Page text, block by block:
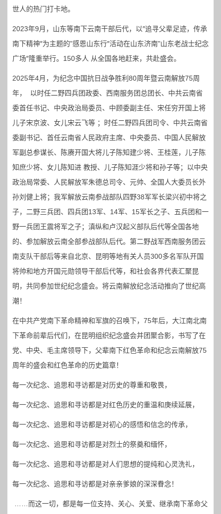
世人的热门打卡地。
2023年9月，山东等南下云南干部后代，以″追寻父辈足迹，传承
南下精神″为主题的"感恩山东行″活动在山东济南"山东老战士纪念
广场″隆重举行。150多人 从全国各地赶来，共赴盛会。
2025年4月，为纪念中国抗日战争胜利80周年暨云南解放75周
年， 以时任二野四兵团政委、西南服务团总团长、中共云南省
委首任书记、中央政治局委员、中顾委副主任、宋任穷开国上将
儿子宋京波、女儿宋云飞等 ；时任二野四兵团司令、中共云南省
委副书记、首任云南省人民政府主席、中央委员、中国人民解放
军副总参谋长、陈赓开国大将儿子陈知建少将、王桂莲，儿子陈
知庶少将、女儿陈知进 教授、儿子陈知涯少将和孙子等；以中央
政治局常委、人民解放军朱德总司令、元帅、全国人大委员长外
孙刘健上将；我军解放云南参战部队四野38军军长梁兴初中将之
子，二野三兵团、四兵团13军、14军、15军长之子、五兵团和一
野一兵团王震将军之子；滇纵和卢汉起义部队后代等全国各地
的、参加解放云南全部参战部队后代。第二野战军西南服务团云
南支队干部后等来自北京、昆明等地有关人员300多名军队开国
将帅和地方开国元勋领导干部后代等，和社会各界代表汇聚昆
明，共同参加世纪纪念盛会。将云南解放纪念活动推向了世纪高
潮！
在中共产党南下革命精神和军旗的召唤下，75年后，大江南北南
下革命前辈后代们，在昆明组织纪念盛会并团聚合影，书写了在
党、中央、毛主席领导下，父辈南下红色革命和纪念云南解放75
周年的盛会和红色革命的历史篇章！
每一次纪念、追思和寻访都是对历史的尊重和敬畏，
每一次纪念、追思和寻访都是对红色历史的重温和庚续延展，
每一次纪念、追思和寻访都是对初心的感悟和信念的传承，
每一次纪念、追思和寻访都是对烈士的祭奠和缅怀，
每一次纪念、追思和寻访都是对人们思想的提纯和心灵洗礼，
每一次纪念、追思和寻访都是对亲亲爹娘的深深眷念！
……而这一切，都是每一位支持、关心、关爱、继承南下革命父